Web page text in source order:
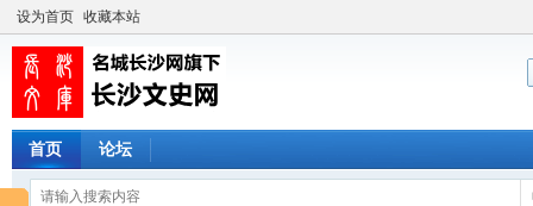
设为首页 收藏本站
首页 论坛